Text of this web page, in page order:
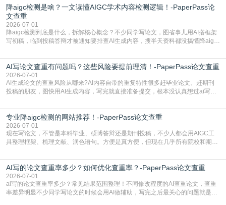
降aigc检测是啥？一文读懂AIGC学术内容检测逻辑！-PaperPass论
文查重
2026-07-01
降aigc检测到底是什么，拆解核心概念？不少同学写论文，图省事儿用AI搭框架
写初稿，临到投稿答辩才被通知要排查AI生成内容，搜半天资料都没搞懂降aigc
怕是已经入行的科研人员，不少人也搞不清降aigc检测是啥，对相关要求摸不
准。其实，降aigc检测是伴随AIGC工具在学术领域普及诞生的新需求，核心是为
了满足现在高校、期刊对AI生
AI写论文查重有问题吗？这些风险要提前理清！-PaperPass论文查重
2026-07-01
AI生成论文的查重风险从哪来?AI内容自带的重复特性很多赶毕业论文、赶期刊
投稿的朋友，图快用AI生成内容，写完就直接准备提交，根本没认真想过ai写论
自带不可忽视的查重风险。AI训练依赖海量公开的文本数据，生成内容本质是基
于训练数据的概率拼接，不是从零开始的原创创作。生成过程中，很容易复用已
有的高频公共表述，甚至直接拼接已经公开
专业降aigc检测的网站推荐！-PaperPass论文查重
2026-07-01
现在写论文，不管是本科毕业、硕博答辩还是期刊投稿，不少人都会用AIGC工
具整理框架、梳理文献、润色语句。方便是真方便，但现在几乎所有院校和期刊
五遍还是过不了预检测的大有人在，这时候，找到靠谱的降AIGC检测率的网
站，就能少走好多弯路。PaperPass：守护学术原创性的智能伙伴AIGC生成内
容的学术合规痛点去年帮一个本科师弟改
AI写的论文查重率多少？如何优化查重率？-PaperPass论文查重
2026-07-01
ai写的论文查重率多少？常见结果范围整理！不同修改程度的AI查重论文，查重
率差异明显不少同学写论文的时候会用AI做辅助，写完之后最关心的问题就是ai